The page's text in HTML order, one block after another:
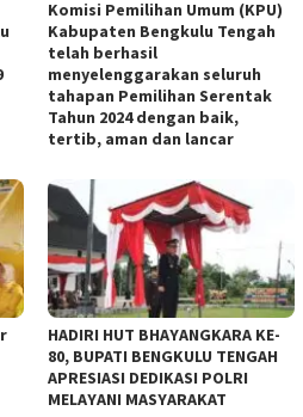
Komisi Pemilihan Umum (KPU)
Kabupaten Bengkulu Tengah
telah berhasil
menyelenggarakan seluruh
tahapan Pemilihan Serentak
Tahun 2024 dengan baik,
HADIRI HUT BHAYANGKARA KE-
80, BUPATI BENGKULU TENGAH
APRESIASI DEDIKASI POLRI